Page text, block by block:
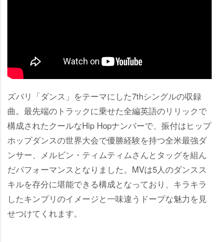
ズバリ「ダンス」をテーマにした7thシングルの収録
曲。最先端のトラックに乗せた全編英語のリリックで
構成されたクールなHip Hopナンバーで、振付はヒップ
ホップダンスの世界大会で優勝経験を持つ全米最強ダ
ンサー、メルビン・ティムティムさんとタッグを組ん
だパフォーマンスとなりました。MVは5人のダンスス
キルを存分に堪能できる構成となっており、キラキラ
したキンプリのイメージと一味違うドープな魅力を見
せつけてくれます。